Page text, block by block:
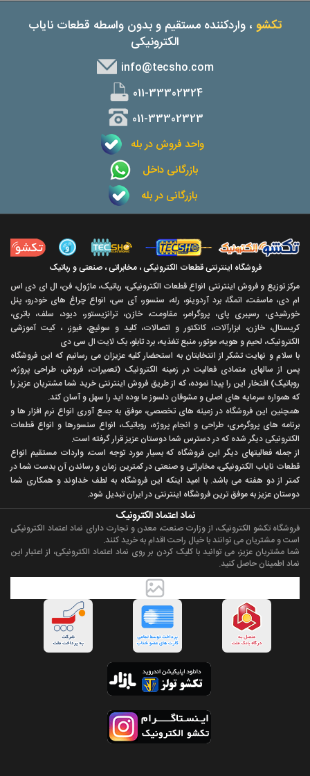
تکشو ، واردکننده مستقیم و بدون واسطه قطعات نایاب
الکترونیکی
info@tecsho.com
011-33302324
011-33302323
واحد فروش در بله
بازرگانی داخل
بازرگانی در بله
فروشگاه اینترنتی قطعات الکترونیکی ، مخابراتی ، صنعتی و رباتیک
مرکز توزیع و فروش اینترنتی انواع قطعات الکترونیکی، رباتیک، ماژول، فن، ال ای دی اس
ام دی، ماسفت، اتمگا، برد آردوینو، رله، سنسور، آی سی، انواع چراغ های خودرو، پنل
خورشیدی، رسپبری پای، پروگرامر، مقاومت، خازن، ترانزیستور، دیود، سلف، باتری،
کریستال، خازن، ابزارآلات، کانکتور و اتصالات، کلید و سوئیچ، فیوز، ، کیت آموزشی
الکترونیک، لحیم و هویه، موتور، منبع تغذیه، برد تابلو، بک لایت ال سی دی
با سلام و نهايت تشکر از انتخابتان به استحضار کليه عزيزان می رسانيم که اين فروشگاه
پس از سالهای متمادی فعاليت در زمينه الکترونيک (تعميرات، فروش، طراحی پروژه،
روباتيک) افتخار اين را پيدا نموده، که از طريق فروش اينترنتی خريد شما مشتريان عزيز را
که همواره سرمايه های اصلی و مشوقان دلسوز ما بوده ايد را سهل و آسان کند.
همچنين اين فروشگاه در زمينه های تخصصی، موفق به جمع آوری انواع نرم افزار ها و
برنامه های پروگرمری، طراحی و انجام پروژه، روباتيک، انواع سنسورها و انواع قطعات
الکترونيکی ديگر شده که در دسترس شما دوستان عزيز قرار گرفته است.
از جمله فعاليتهای ديگر اين فروشگاه که بسيار مورد توجه است، واردات مستقیم انواع
قطعات ناياب الکترونيکی، مخابراتی و صنعتی در کمترين زمان و رساندن آن بدست شما در
کمتر از دو هفته می باشد. با اميد اينکه اين فروشگاه به لطف خداوند و همکاری شما
دوستان عزيز به موفق ترين فروشگاه اینترنتی در ایران تبديل شود.
نماد اعتماد الکترونیک
فروشگاه تکشو الکترونیک، از وزارت صنعت، معدن و تجارت دارای نماد اعتماد الکترونیکی
است و مشتریان می توانند با خیال راحت اقدام به خرید کنند.
شما مشتریان عزیز، می توانید با کلیک کردن بر روی نماد اعتماد الکترونیکی، از اعتبار این
نماد اطمینان حاصل کنید.